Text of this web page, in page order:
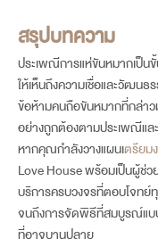
สรุปบทความ
ประเพณีการแห่ขันหมากเป็
ให้เห็นถึงความเชื่อและวัฒน
ข้อห้ามคนถือขันหมากที่กล่า
อย่างถูกต้องตามประเพณีแล
หากคุณกำลังวางแผนเตรียม
Love House พร้อมเป็นผู้ช่ว
บริการครบวงจรที่ตอบโจทย์
จนถึงการจัดพิธีที่สมบูรณ์แบบ
ที่อาจบานปลาย